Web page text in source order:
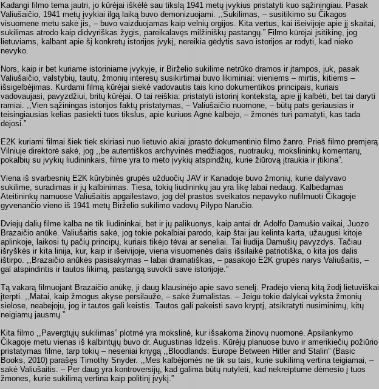
Kadangi filmo tema jautri, jo kūrėjai iškėlė sau tikslą 1941 metų įvykius pristatyti kuo sąžiningiau. Pasak
Valiušaičio, 1941 metų įvykiai ilgą laiką buvo demonizuojami. ,,Sukilimas, – susitikimo su Čikagos
visuomene metu sakė jis, – buvo vaizduojamas kaip velnių orgijos. Kita vertus, kai išeivijoje apie jį skaitai,
sukilimas atrodo kaip didvyriškas žygis, pareikalavęs milžiniškų pastangų.” Filmo kūrėjai įsitikinę, jog
lietuviams, kalbant apie šį konkretų istorijos įvykį, nereikia gėdytis savo istorijos ar rodyti, kad nieko
nevyko.
Nors, kaip ir bet kuriame istoriniame įvykyje, ir Birželio sukilime netrūko dramos ir įtampos, juk, pasak
Valiušaičio, valstybių, tautų, žmonių interesų susikirtimai buvo likiminiai: vieniems – mirtis, kitiems –
išsigelbėjimas. Kurdami filmą kūrėjai siekė vadovautis tais kino dokumentikos principais, kuriais
vadovaujasi, pavyzdžiui, britų kūrėjai. O tai reiškia: pristatyti istorinį kontekstą, apie jį kalbėti, bet tai daryti
ramiai. ,,Vien sąžiningas istorijos faktų pristatymas, – Valiušaičio nuomone, – būtų pats geriausias ir
teisingiausias kelias pasiekti tuos tikslus, apie kuriuos Agnė kalbėjo, – žmonės turi pamatyti, kas tada
dėjosi.”
E2K kuriami filmai šiek tiek skiriasi nuo lietuvio akiai įprasto dokumentinio filmo žanro. Prieš filmo premjerą
Vilniuje direktorė sakė, jog ,,be autentiškos archyvinės medžiagos, nuotraukų, mokslininkų komentarų,
pokalbių su įvykių liudininkais, filme yra to meto įvykių atspindžių, kurie žiūrovą įtraukia ir įtikina”.
Viena iš svarbesnių E2K kūrybinės grupės užduočių JAV ir Kanadoje buvo žmonių, kurie dalyvavo
sukilime, suradimas ir jų kalbinimas. Tiesa, tokių liudininkų jau yra likę labai nedaug. Kalbėdamas
Ateitininkų namuose Valiušaitis apgailestavo, jog dėl prastos sveikatos nepavyko nufilmuoti Čikagoje
gyvenančio vieno iš 1941 metų Birželio sukilimo vadovų Pilypo Naručio.
Dviejų dalių filme kalba ne tik liudininkai, bet ir jų palikuonys, kaip antai dr. Adolfo Damušio vaikai, Juozo
Brazaičio anūkė. Valiušaitis sakė, jog tokie pokalbiai parodo, kaip štai jau kelinta karta, užaugusi kitoje
aplinkoje, laikosi tų pačių principų, kuriais tikėjo tėvai ar seneliai. Tai liudija Damušių pavyzdys. Tačiau
išryškės ir kita linija, kur, kaip ir išeivijoje, viena visuomenės dalis išsilaikė patriotiška, o kita jos dalis
ištirpo. ,,Brazaičio anūkės pasisakymas – labai dramatiškas, – pasakojo E2K grupės narys Valiušaitis, –
gal atspindintis ir tautos likimą, pastangą suvokti save istorijoje.”
Tą vakarą filmuojant Brazaičio anūkę, ji daug klausinėjo apie savo senelį. Pradėjo vieną kitą žodį lietuviškai
įterpti. ,,Matai, kaip žmogus akyse persilaužė, – sakė žurnalistas. – Jeigu tokie dalykai vyksta žmonių
sielose, neabejoju, jog ir tautos gali keistis. Tautos gali pakeisti savo kryptį, atsikratyti nusiminimų, kitų
neigiamų jausmų.”
Kita filmo ,,Pavergtųjų sukilimas” plotmė yra mokslinė, kur išsakoma žinovų nuomonė. Apsilankymo
Čikagoje metu vienas iš kalbintųjų buvo dr. Augustinas Idzelis. Kūrėjų planuose buvo ir amerikiečių požiūrio
pristatymas filme, tarp tokių – neseniai knygą ,,Bloodlands: Europe Between Hitler and Stalin” (Basic
Books, 2010) parašęs Timothy Snyder. ,,Mes kalbėjomės ne tik su tais, kurie sukilimą vertina teigiamai, –
sakė Valiušaitis. – Per daug yra kontroversijų, kad galima būtų nutylėti, kad nekreiptume dėmesio į tuos
žmones, kurie sukilimą vertina kaip politinį įvykį.”